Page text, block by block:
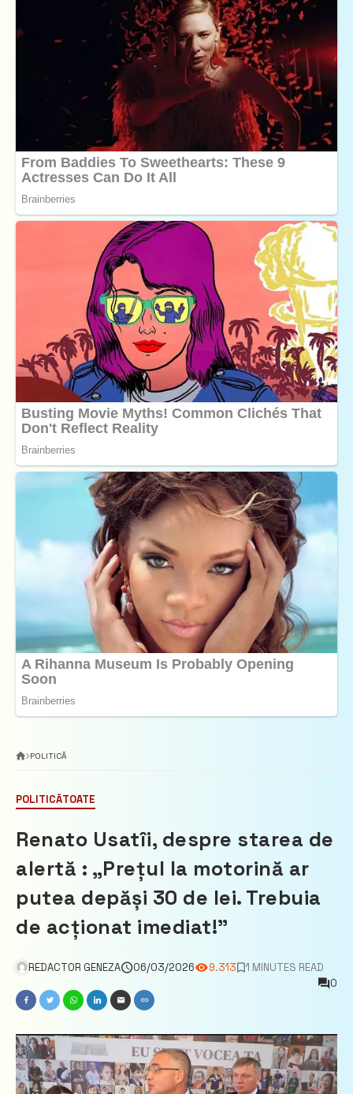
POLITICĂ
POLITICĂTOATE
Renato Usatîi, despre starea de
alertă : „Prețul la motorină ar
putea depăși 30 de lei. Trebuia
de acționat imediat!”
REDACTOR GENEZA 06/03/2026 9.313
1 MINUTES READ
0